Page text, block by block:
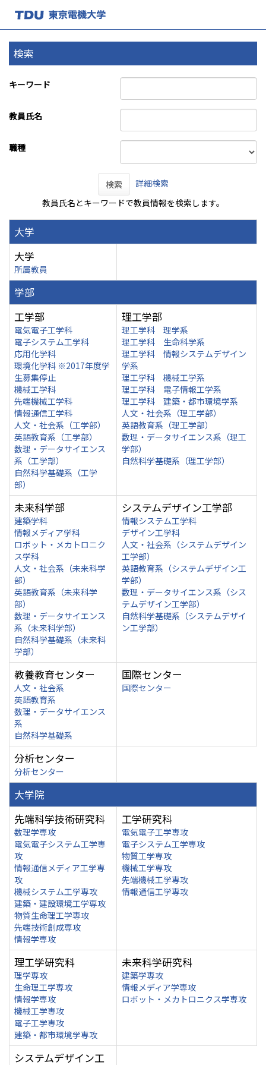
検索
キーワード
教員氏名
職種
検索
詳細検索
教員氏名とキーワードで教員情報を検索します。
大学
大学
所属教員
学部
工学部
電気電子工学科
電子システム工学科
応用化学科
環境化学科 ※2017年度学
生募集停止
機械工学科
先端機械工学科
情報通信工学科
人文・社会系（工学部）
英語教育系（工学部）
数理・データサイエンス
系（工学部）
自然科学基礎系（工学
部）
理工学部
理工学科 理学系
理工学科 生命科学系
理工学科 情報システムデザイン
学系
理工学科 機械工学系
理工学科 電子情報工学系
理工学科 建築・都市環境学系
人文・社会系（理工学部）
英語教育系（理工学部）
数理・データサイエンス系（理工
学部）
自然科学基礎系（理工学部）
未来科学部
建築学科
情報メディア学科
ロボット・メカトロニク
ス学科
人文・社会系（未来科学
部）
英語教育系（未来科学
部）
数理・データサイエンス
系（未来科学部）
自然科学基礎系（未来科
学部）
システムデザイン工学部
情報システム工学科
デザイン工学科
人文・社会系（システムデザイン
工学部）
英語教育系（システムデザイン工
学部）
数理・データサイエンス系（シス
テムデザイン工学部）
自然科学基礎系（システムデザイ
ン工学部）
教養教育センター
人文・社会系
英語教育系
数理・データサイエンス
系
自然科学基礎系
国際センター
国際センター
分析センター
分析センター
大学院
先端科学技術研究科
数理学専攻
電気電子システム工学専
攻
情報通信メディア工学専
攻
機械システム工学専攻
建築・建設環境工学専攻
物質生命理工学専攻
先端技術創成専攻
情報学専攻
工学研究科
電気電子工学専攻
電子システム工学専攻
物質工学専攻
機械工学専攻
先端機械工学専攻
情報通信工学専攻
理工学研究科
理学専攻
生命理工学専攻
情報学専攻
機械工学専攻
電子工学専攻
建築・都市環境学専攻
未来科学研究科
建築学専攻
情報メディア学専攻
ロボット・メカトロニクス学専攻
システムデザイン工